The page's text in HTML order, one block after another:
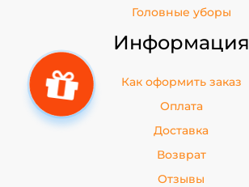
Головные уборы
Информация
Как оформить заказ
Оплата
Доставка
Возврат
Отзывы